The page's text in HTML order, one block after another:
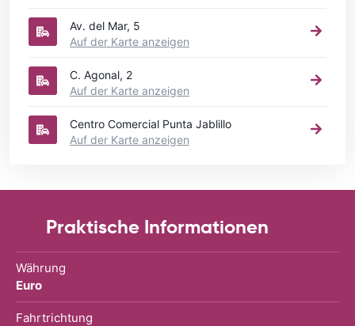
Av. del Mar, 5
Auf der Karte anzeigen
C. Agonal, 2
Auf der Karte anzeigen
Centro Comercial Punta Jablillo
Auf der Karte anzeigen
Praktische Informationen
Währung
Euro
Fahrtrichtung